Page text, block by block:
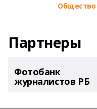
Общество
Партнеры
Фотобанк
журналистов РБ